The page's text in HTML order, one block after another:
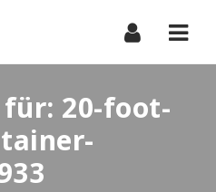
20-foot-